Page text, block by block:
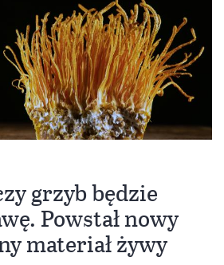
grzyb będzie
Powstał nowy
materiał żywy